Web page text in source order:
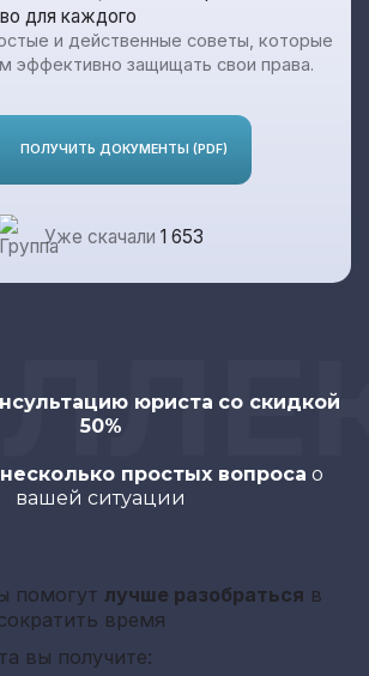
для каждого
и действенные советы, которые
эффективно защищать свои права.
ПОЛУЧИТЬ ДОКУМЕНТЫ (PDF)
Уже скачали 1 653
юриста со скидкой
50%
несколько простых вопроса о
вашей ситуации
помогут лучше разобраться в
время
вы получите: